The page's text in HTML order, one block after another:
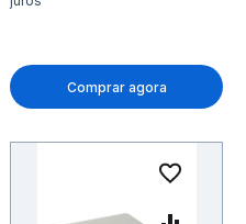
Comprar agora
à lista de